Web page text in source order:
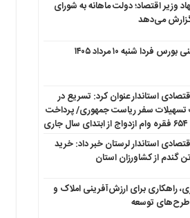
وزیر اقتصاد؛ دولت ماهانه به شورای
می‌دهد
فردا شنبه ۱۰ مرداد ۱۴۰۵
استاندار عنوان کرد: تسریع در
تسهیلات سفر ریاست جمهوری/ پرداخت
استاندار لرستان خبر داد: خرید
راهکاری برای ارزش‌آفرینی املاک و
طرح‌های توسعه